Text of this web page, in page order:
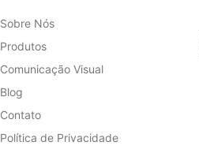
Sobre Nós
Produtos
Comunicação Visual
Blog
Contato
Política de Privacidade